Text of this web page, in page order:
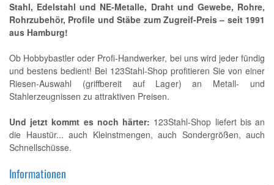
Stahl, Edelstahl und NE-Metalle, Draht und Gewebe, Rohre,
Rohrzubehör, Profile und Stäbe zum Zugreif-Preis – seit 1991
aus Hamburg!
Ob Hobbybastler oder Profi-Handwerker, bei uns wird jeder fündig
und bestens bedient! Bei 123Stahl-Shop profitieren Sie von einer
Riesen-Auswahl (griffbereit auf Lager) an Metall- und
Stahlerzeugnissen zu attraktiven Preisen.
Und jetzt kommt es noch härter: 123Stahl-Shop liefert bis an
die Haustür... auch Kleinstmengen, auch Sondergrößen, auch
Schnellschüsse.
Informationen